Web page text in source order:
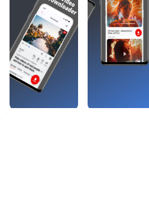
하는 것도 매우 쉬워집니다.
컴퓨터에서 Video
로드하고 실행하여 큰 화면과 고
세요!
Video Downloader App is the
downloading your favourite